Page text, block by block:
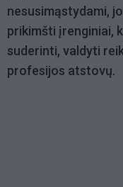
nesusimąstydami,
prikimšti įrenginiai,
suderinti, valdyti
profesijos atstovų.